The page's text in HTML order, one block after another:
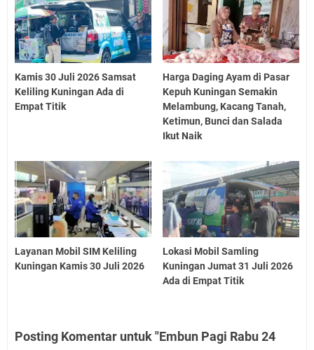
Kamis 30 Juli 2026 Samsat
Keliling Kuningan Ada di
Empat Titik
Harga Daging Ayam di Pasar
Kepuh Kuningan Semakin
Melambung, Kacang Tanah,
Ketimun, Bunci dan Salada
Ikut Naik
Layanan Mobil SIM Keliling
Kuningan Kamis 30 Juli 2026
Lokasi Mobil Samling
Kuningan Jumat 31 Juli 2026
Ada di Empat Titik
Posting Komentar untuk "Embun Pagi Rabu 24